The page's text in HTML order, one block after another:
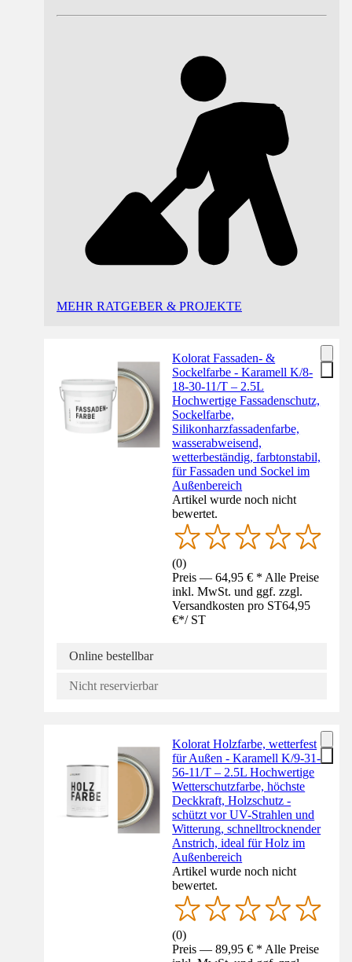
MEHR RATGEBER & PROJEKTE
Kolorat Fassaden- &
Sockelfarbe - Karamell K/8-
18-30-11/T – 2.5L
Hochwertige Fassadenschutz,
Sockelfarbe,
Silikonharzfassadenfarbe,
wasserabweisend,
wetterbeständig, farbtonstabil,
für Fassaden und Sockel im
Außenbereich
Artikel wurde noch nicht
bewertet.
(0)
Preis — 64,95 € * Alle Preise
inkl. MwSt. und ggf. zzgl.
Versandkosten pro ST64,95
€*/ ST
Online bestellbar
Nicht reservierbar
Kolorat Holzfarbe, wetterfest
für Außen - Karamell K/9-31-
56-11/T – 2.5L Hochwertige
Wetterschutzfarbe, höchste
Deckkraft, Holzschutz -
schützt vor UV-Strahlen und
Witterung, schnelltrocknender
Anstrich, ideal für Holz im
Außenbereich
Artikel wurde noch nicht
bewertet.
(0)
Preis — 89,95 € * Alle Preise